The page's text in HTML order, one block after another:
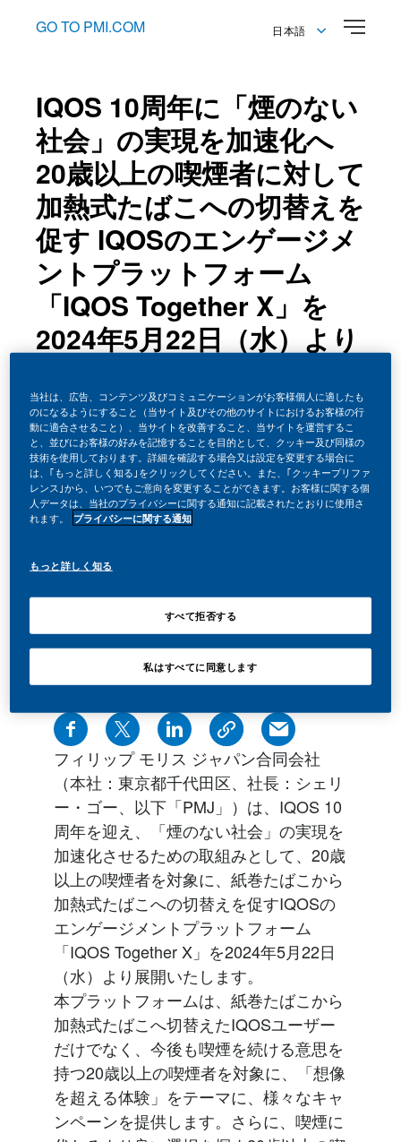
GO TO PMI.COM
日本語
IQOS 10周年に「煙のない
社会」の実現を加速化へ
20歳以上の喫煙者に対して
加熱式たばこへの切替えを
促す IQOSのエンゲージメ
ントプラットフォーム
「IQOS Together X」を
2024年5月22日（水）より
22 May 2024
フィリップ モリス ジャパン合同会社
（本社：東京都千代田区、社長：シェリ
ー・ゴー、以下「PMJ」）は、IQOS 10
周年を迎え、「煙のない社会」の実現を
加速化させるための取組みとして、20歳
以上の喫煙者を対象に、紙巻たばこから
加熱式たばこへの切替えを促すIQOSの
エンゲージメントプラットフォーム
「IQOS Together X」を2024年5月22日
（水）より展開いたします。
本プラットフォームは、紙巻たばこから
加熱式たばこへ切替えたIQOSユーザー
だけでなく、今後も喫煙を続ける意思を
持つ20歳以上の喫煙者を対象に、「想像
を超える体験」をテーマに、様々なキャ
ンペーンを提供します。さらに、喫煙に
当社は、広告、コンテンツ及びコミュニケーションがお客様個人に適したも
のになるようにすること（当サイト及びその他のサイトにおけるお客様の行
動に適合させること）、当サイトを改善すること、当サイトを運営するこ
と、並びにお客様の好みを記憶することを目的として、クッキー及び同様の
技術を使用しております。詳細を確認する場合又は設定を変更する場合に
は、｢もっと詳しく知る｣をクリックしてください。また、｢クッキープリファ
レンス｣から、いつでもご意向を変更することができます。お客様に関する個
人データは、当社のプライバシーに関する通知に記載されたとおりに使用さ
れます。
プライバシーに関する通知
もっと詳しく知る
すべて拒否する
私はすべてに同意します